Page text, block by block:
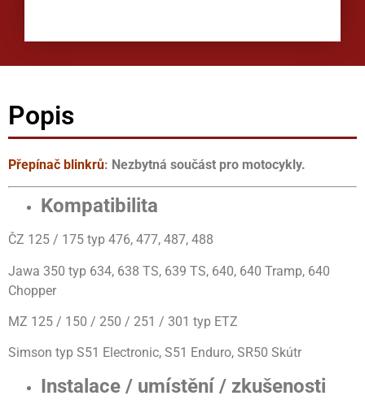
Popis
Přepínač blinkrů: Nezbytná součást pro motocykly.
Kompatibilita
ČZ 125 / 175 typ 476, 477, 487, 488
Jawa 350 typ 634, 638 TS, 639 TS, 640, 640 Tramp, 640
Chopper
MZ 125 / 150 / 250 / 251 / 301 typ ETZ
Simson typ S51 Electronic, S51 Enduro, SR50 Skútr
Instalace / umístění / zkušenosti